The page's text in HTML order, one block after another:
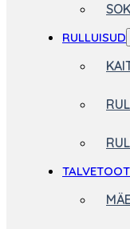
RULLUISUD